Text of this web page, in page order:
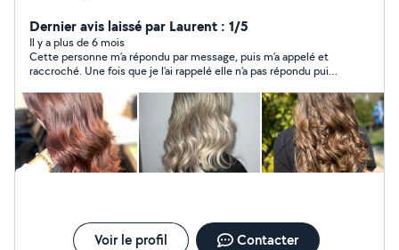
cdi dans le même salon au alentour de Paris,
actuellement ici je me suis mise à mon compte dans le
Domicile
Dernier avis laissé par Laurent : 1/5
Il y a plus de 6 mois
Cette personne m’a répondu par message, puis m’a appelé et
raccroché. Une fois que je l’ai rappelé elle n’a pas répondu puis
Cela fait maintenant une petite semaine et toujours rien tout
cela n’est pas très sérieux.
Voir le profil Contacter